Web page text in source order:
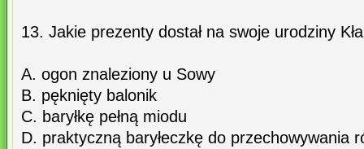
13. Jakie prezenty dostał na swoje urodziny
A. ogon znaleziony u Sowy
B. pęknięty balonik
C. baryłkę pełną miodu
D. praktyczną baryłeczkę do przechowywania